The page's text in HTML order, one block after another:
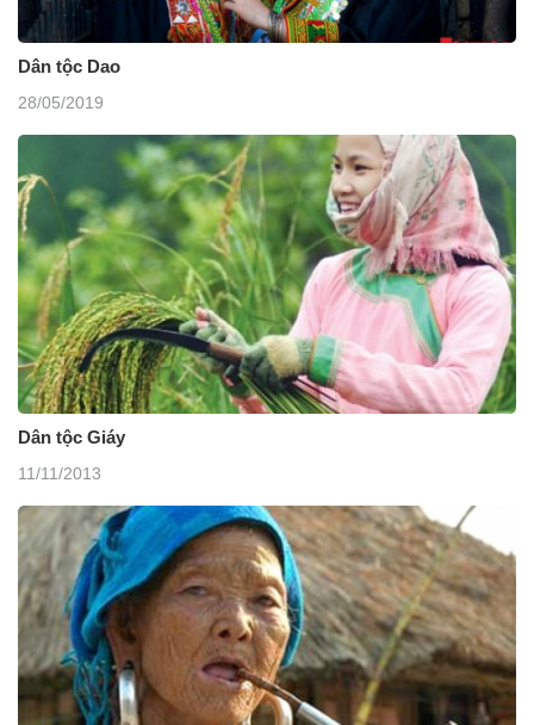
Dân tộc Dao
28/05/2019
Dân tộc Giáy
11/11/2013